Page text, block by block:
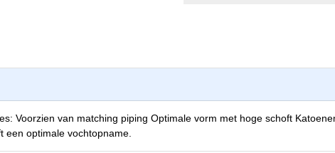
Voorzien van matching piping Optimale vorm met hoge schoft
een optimale vochtopname.